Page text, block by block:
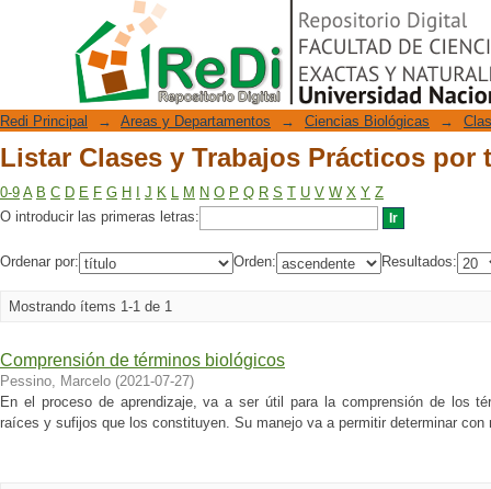
Listar Clases y Trabajos Prácticos por
Repositorio Digital
Redi Principal → Areas y Departamentos → Ciencias Biológicas →
Listar Clases y Trabajos Prácticos por
0-9 A B C D E F G H J K L M N O P Q R S T U V W X Y Z
O introducir las primeras letras:
Ordenar por: Orden: Resultados:
Mostrando ítems 1-1 de 1
Comprensión de términos biológicos
Pessino, Marcelo (2021-07-27)
En el proceso de aprendizaje, va a ser útil para la comprensión de los
raíces y sufijos que los constituyen. Su manejo va a permitir determinar